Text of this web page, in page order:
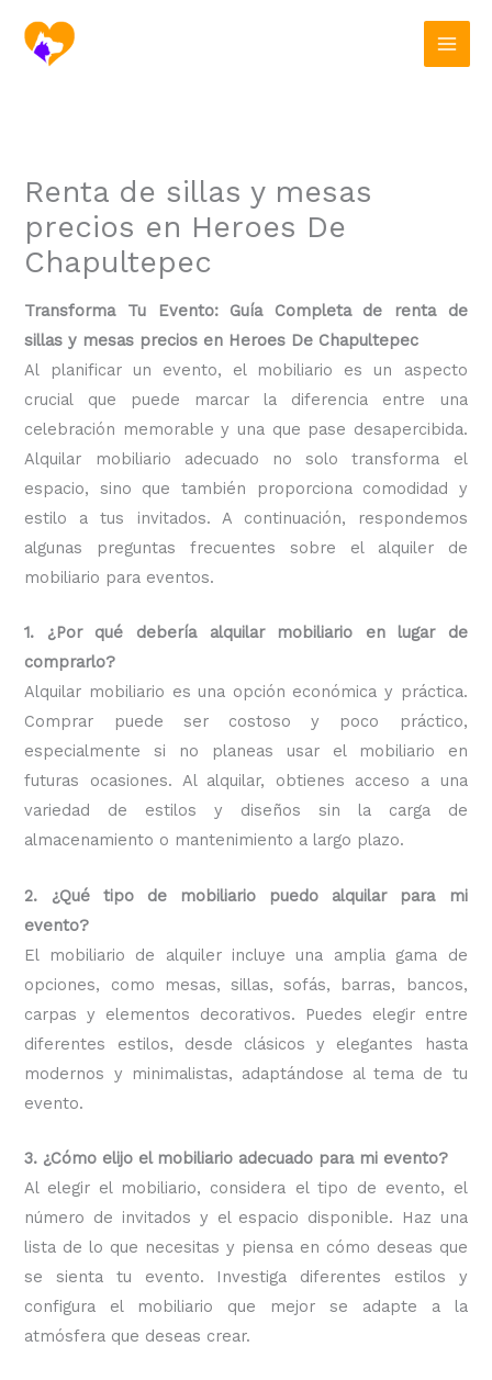
contenido
Renta de sillas y mesas
precios en Heroes De
Chapultepec
Transforma Tu Evento: Guía Completa de renta de
sillas y mesas precios en Heroes De Chapultepec
Al planificar un evento, el mobiliario es un aspecto
crucial que puede marcar la diferencia entre una
celebración memorable y una que pase desapercibida.
Alquilar mobiliario adecuado no solo transforma el
espacio, sino que también proporciona comodidad y
estilo a tus invitados. A continuación, respondemos
algunas preguntas frecuentes sobre el alquiler de
mobiliario para eventos.
1. ¿Por qué debería alquilar mobiliario en lugar de
comprarlo?
Alquilar mobiliario es una opción económica y práctica.
Comprar puede ser costoso y poco práctico,
especialmente si no planeas usar el mobiliario en
futuras ocasiones. Al alquilar, obtienes acceso a una
variedad de estilos y diseños sin la carga de
almacenamiento o mantenimiento a largo plazo.
2. ¿Qué tipo de mobiliario puedo alquilar para mi
evento?
El mobiliario de alquiler incluye una amplia gama de
opciones, como mesas, sillas, sofás, barras, bancos,
carpas y elementos decorativos. Puedes elegir entre
diferentes estilos, desde clásicos y elegantes hasta
modernos y minimalistas, adaptándose al tema de tu
evento.
3. ¿Cómo elijo el mobiliario adecuado para mi evento?
Al elegir el mobiliario, considera el tipo de evento, el
número de invitados y el espacio disponible. Haz una
lista de lo que necesitas y piensa en cómo deseas que
se sienta tu evento. Investiga diferentes estilos y
configura el mobiliario que mejor se adapte a la
atmósfera que deseas crear.